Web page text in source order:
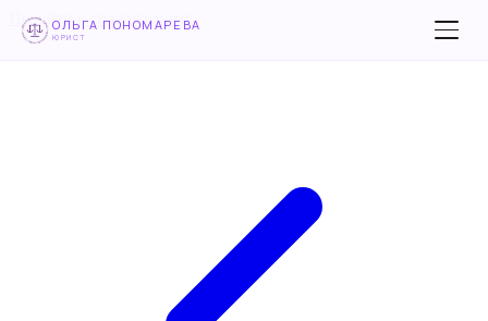
Перейти к содержимому
ОЛЬГА ПОНОМАРЕВА
ЮРИСТ